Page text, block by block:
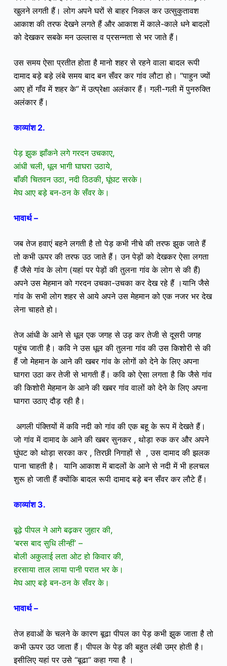
खुलने लगती हैं। लोग अपने घरों से बाहर निकल कर उत्सुकुतावश
आकाश की तरफ देखने लगते हैं और आकाश में काले-काले धने बादलों
को देखकर सबके मन उल्लास व प्रसन्नता से भर जाते हैं।
उस समय ऐसा प्रतीत होता है मानो शहर से रहने वालाबादल रूपी
दामादबड़े बड़े लंबे समय बाद बन सँवर कर गांव लौटा हो। “पाहुन ज्यों
आए हों गाँव में शहर के” में उत्प्रेक्षा अलंकार हैं। गली-गली में पुनरुक्ति
अलंकार हैं।
काव्यांश 2.
पेड़ झुक झाँकने लगे गरदन उचकाए,
आंधी चली, धूल भागी घाघरा उठाये,
बाँकी चितवन उठा, नदी ठिठकी, घूंघट सरके।
मेघ आए बड़े बन-ठन के सँवर के।
भावार्थ –
जब तेज हवाएं बहने लगती है तो पेड़ कभी नीचे की तरफ झुक जाते हैं
तो कभी ऊपर की तरफ उठ जाते हैं। उन पेड़ों को देखकर ऐसा लगता
हैं जैसे गांव के लोग (यहां पर पेड़ों की तुलना गांव के लोग से की हैं)
अपने उस मेहमान को गरदन उचका-उचका कर देख रहे हैं ।यानि जैसे
गांव के सभी लोग शहर से आये अपने उस मेहमान को एक नजर भर देख
लेना चाहते हो।
तेज आंधी के आने से धूल एक जगह से उड़ कर तेजी से दूसरी जगह
पहुंच जाती है। कवि ने उस धूल की तुलना गांव की उस किशोरी से की
हैं जो मेहमान के आने की खबर गांव के लोगों को देने के लिए अपना
घागरा उठा कर तेजी से भागती हैं। कवि कोऐसा लगता है कि जैसे गांव
की किशोरी मेहमान के आने की खबर गांव वालों को देने के लिए अपना
घागरा उठाए दौड़ रही है।
अगली पंक्तियों मेंकवि नदी को गांव की एक बहू के रूप में देखते हैं।
जो गांव में दामाद के आने की खबर सुनकर , थोड़ा रुक कर और अपने
घुंघट को थोड़ा सरका कर , तिरछी निगाहों से , उस दामाद की झलक
पाना चाहती है। यानि आकाश में बादलों के आने से नदी में भी हलचल
शुरू हो जाती हैं क्योंकिबादल रूपी दामाद बड़ेबन सँवर कर लौटे हैं।
काव्यांश 3.
बूढ़े पीपल ने आगे बढ़कर जुहार की,
‘बरस बाद सुधि लीन्हीं’ –
बोली अकुलाई लता ओट हो किवार की,
हरसाया ताल लाया पानी परात भर के।
मेघ आए बड़े बन-ठन के सँवर के।
भावार्थ –
तेज हवाओं के चलने के कारण बूढा पीपल का पेड़ कभी झुक जाता है तो
कभी ऊपर उठ जाता हैं। पीपल के पेड़ की बहुत लंबी उम्र होती है।
इसीलिए यहां पर उसे “बूढा” कहा गया है ।